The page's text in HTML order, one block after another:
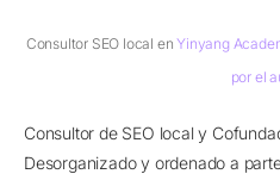
Consultor SEO local en Yinyang
por el
Consultor de SEO local y
Desorganizado y ordenado a